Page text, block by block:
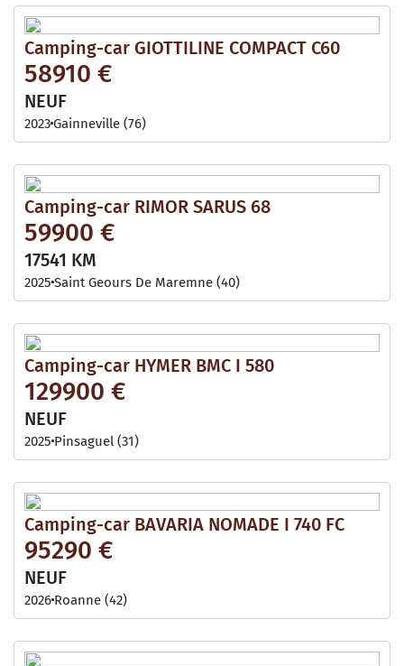
Camping-car GIOTTILINE COMPACT C60
58910 €
NEUF
2023Gainneville (76)
Camping-car RIMOR SARUS 68
59900 €
17541 KM
2025 Saint Geours De Maremne (40)
Camping-car HYMER BMC I 580
129900 €
NEUF
2025 Pinsaguel (31)
Camping-car BAVARIA NOMADE I 740 FC
95290 €
NEUF
2026 Roanne (42)